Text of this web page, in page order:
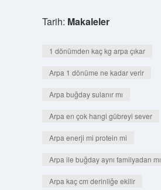
Tarih: Makaleler
1 dönümden kaç kg arpa çıkar
Arpa 1 dönüme ne kadar verir
Arpa buğday sulanır mı
Arpa en çok hangi gübreyi sever
Arpa enerji mi protein mi
Arpa ile buğday aynı familyadan mı
Arpa kaç cm derinliğe ekilir